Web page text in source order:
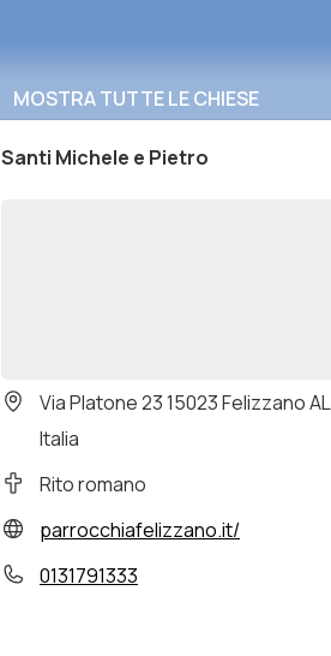
MOSTRA TUTTE LE CHIESE
Santi Michele e Pietro
Via Platone 23 15023 Felizzano AL
Italia
Rito romano
parrocchiafelizzano.it/
0131791333